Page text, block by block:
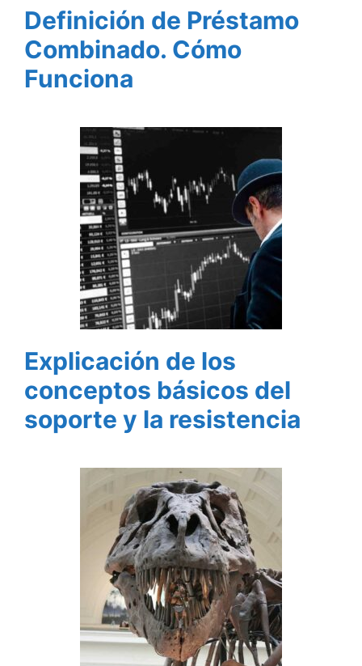
Definición de Préstamo
Combinado. Cómo
Funciona
Explicación de los
conceptos básicos del
soporte y la resistencia